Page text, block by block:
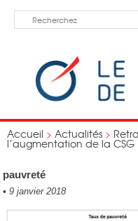
Accueil > Actualités >
l’augmentation de la CSG
pauvreté
• 9 janvier 2018